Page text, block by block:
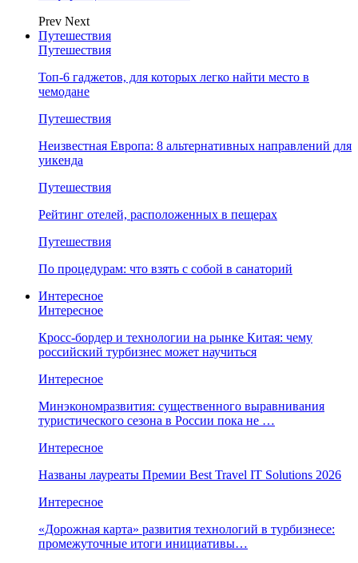
Prev Next
Путешествия
Путешествия
Топ-6 гаджетов, для которых легко найти место в
чемодане
Путешествия
Неизвестная Европа: 8 альтернативных направлений для
уикенда
Путешествия
Рейтинг отелей, расположенных в пещерах
Путешествия
По процедурам: что взять с собой в санаторий
Интересное
Интересное
Кросс-бордер и технологии на рынке Китая: чему
российский турбизнес может научиться
Интересное
Минэкономразвития: существенного выравнивания
туристического сезона в России пока не …
Интересное
Названы лауреаты Премии Best Travel IT Solutions 2026
Интересное
«Дорожная карта» развития технологий в турбизнесе:
промежуточные итоги инициативы…